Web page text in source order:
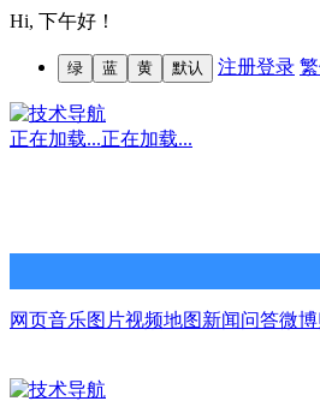
Hi, 下午好！
绿 蓝 黄 默认 注册登录
正在加载...正在加载...
网页音乐图片视频地图新闻问答微博